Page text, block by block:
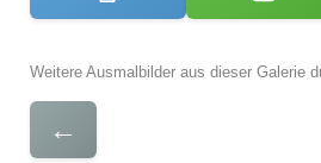
Weitere Ausmalbilder aus dieser Galerie
←